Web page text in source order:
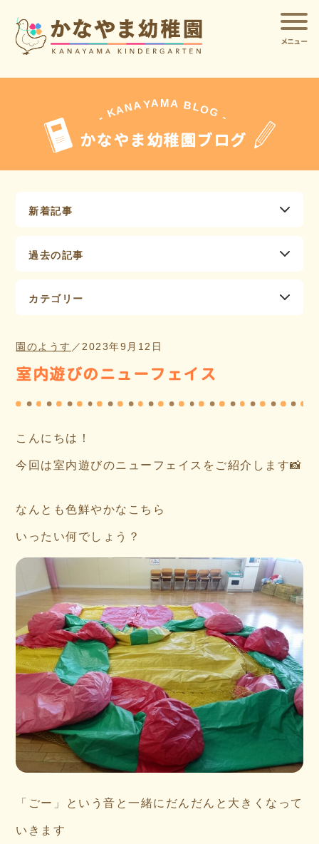
メニュー
- KANAYA MA BLOG -
かなやま幼稚園ブログ
新着記事
過去の記事
カテゴリー
園のようす ／ 2023年9月12日
室内遊びのニューフェイス
こんにちは！
今回は室内遊びのニューフェイスをご紹介します📸
なんとも色鮮やかなこちら
いったい何でしょう？
「ごー」という音と一緒にだんだんと大きくなって
いきます